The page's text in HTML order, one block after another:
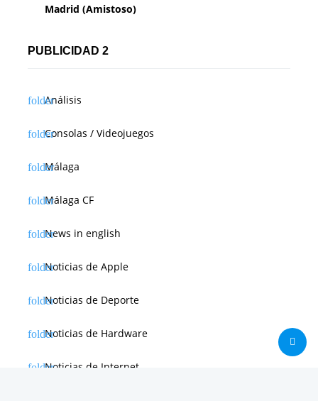
Madrid (Amistoso)
PUBLICIDAD 2
Análisis
Consolas / Videojuegos
Málaga
Málaga CF
News in english
Noticias de Apple
Noticias de Deporte
Noticias de Hardware
Noticias de Internet